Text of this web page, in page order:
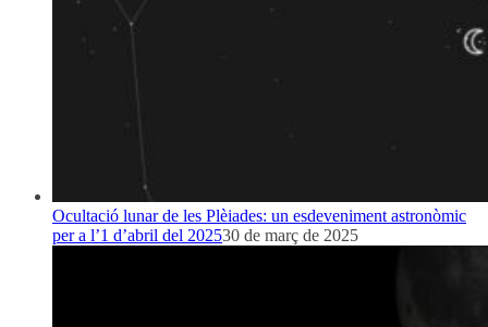
Ocultació lunar de les Plèiades: un esdeveniment astronòmic
per a l’1 d’abril del 202530 de març de 2025